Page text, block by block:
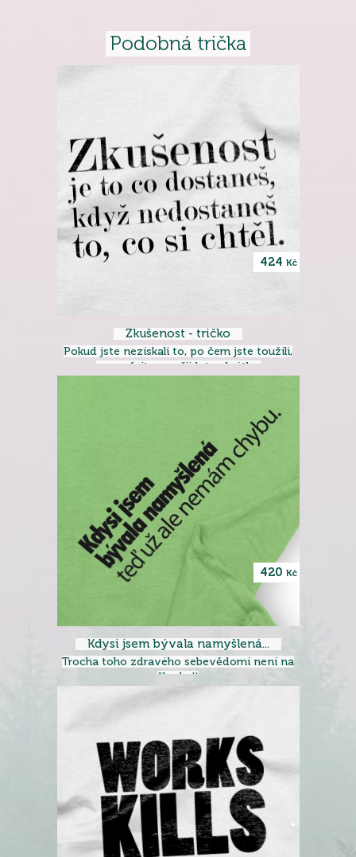
Podobná trička
424 Kč
Zkušenost - tričko
Pokud jste nezískali to, po čem jste toužili,
nezoufejte, nepřijdete zkrátka.
420 Kč
Kdysi jsem bývala namyšlená...
Trocha toho zdravého sebevědomí není na
škodu ))